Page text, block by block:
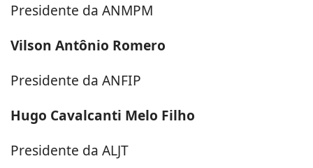
Presidente da ANMPM
Vilson Antônio Romero
Presidente da ANFIP
Hugo Cavalcanti Melo Filho
Presidente da ALJT